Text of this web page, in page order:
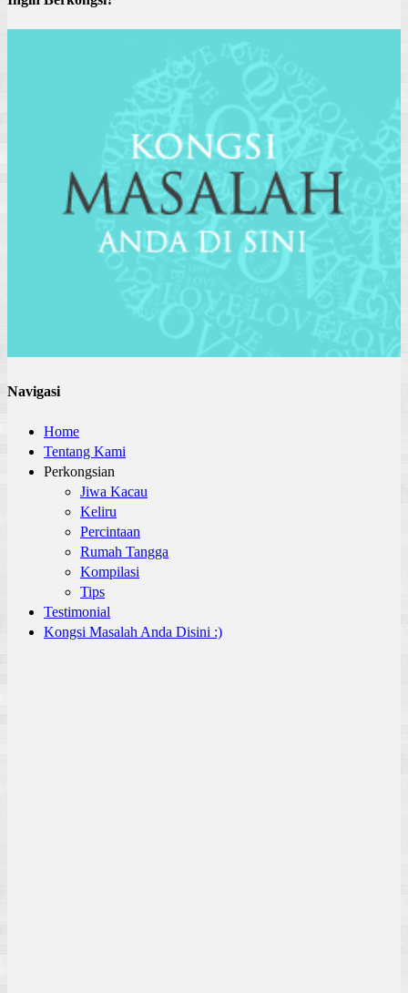
Navigasi
Home
Tentang Kami
Perkongsian
Jiwa Kacau
Keliru
Percintaan
Rumah Tangga
Kompilasi
Tips
Testimonial
Kongsi Masalah Anda Disini :)